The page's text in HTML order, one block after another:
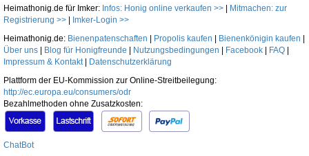
Heimathonig.de für Imker: Infos: Honig online verkaufen >>
Mitmachen: zur
Registrierung >>
Imker-Login >>
Heimathonig.de: Bienenpatenschaften Propolis kaufen Bienenkönigin kaufen
Über uns
Blog für Honigfreunde Nutzungsbedingungen Facebook FAQ
Impressum & Kontakt|
Datenschutzerklärung
Plattform der EU-Kommission zur Online-Streitbeilegung:
http://ec.europa.eu/consumers/odr
Bezahlmethoden ohne Zusatzkosten:
ChatBot